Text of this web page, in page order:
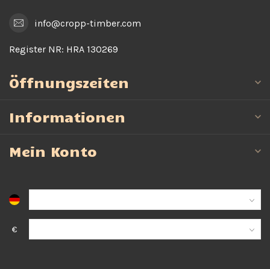
info@cropp-timber.com
Register NR: HRA 130269
Öffnungszeiten
Informationen
Mein Konto
€